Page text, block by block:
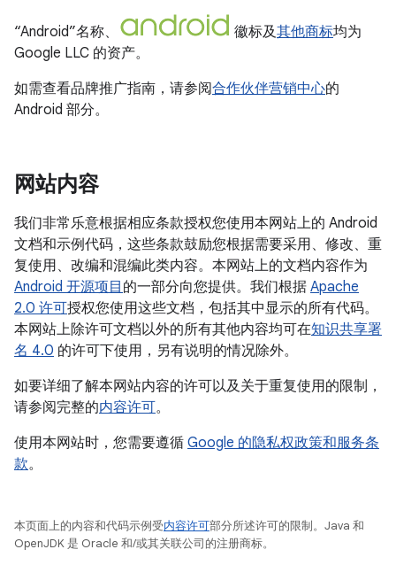
“Android”名称、 徽标及其他商标均为
Google LLC 的资产。
如需查看品牌推广指南，请参阅合作伙伴营销中心的
Android 部分。
网站内容
我们非常乐意根据相应条款授权您使用本网站上的 Android
文档和示例代码，这些条款鼓励您根据需要采用、修改、重
复使用、改编和混编此类内容。本网站上的文档内容作为
Android 开源项目 的一部分向您提供。我们根据 Apache
2.0 许可授权您使用这些文档，包括其中显示的所有代码。
本网站上除许可文档以外的所有其他内容均可在知识共享署
名 4.0 的许可下使用，另有说明的情况除外。
如要详细了解本网站内容的许可以及关于重复使用的限制，
请参阅完整的内容许可。
使用本网站时，您需要遵循 Google 的隐私权政策和服务条
款。
本页面上的内容和代码示例受内容许可部分所述许可的限制。Java 和
OpenJDK 是 Oracle 和/或其关联公司的注册商标。